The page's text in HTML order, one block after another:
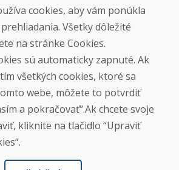
ĎAKUJEME VÁM ZA
A TEŠÍME SA NA VÁS OPÄŤ
14. 9. 2026.
Nájsť na Google mape
cookies, aby vám ponúkla
Všetky dôležité
na stránke Cookies.
sú automaticky zapnuté. Ak
všetkých cookies, ktoré sa
webe, môžete to potvrdiť
a pokračovať“.Ak chcete svoje
kliknite na tlačidlo “Upraviť